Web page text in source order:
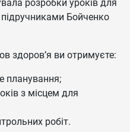
розробки уроків для
підручниками Бойченко
здоров’я ви отримуєте:
планування;
з місцем для
робіт.